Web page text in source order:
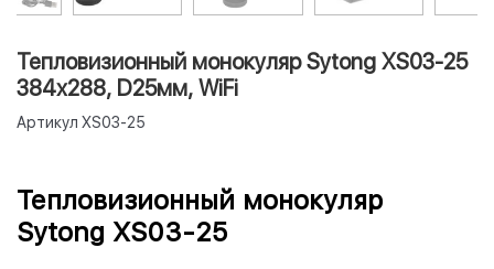
Тепловизионный монокуляр Sytong XS03-25
384х288, D25мм, WiFi
Артикул XS03-25
Тепловизионный монокуляр
Sytong XS03-25